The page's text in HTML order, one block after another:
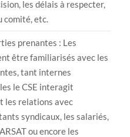
les délais à respecter,
comité, etc.
prenantes : Les
être familiarisés avec les
tant internes
le CSE interagit
les relations avec
syndicaux, les salariés,
ou encore les